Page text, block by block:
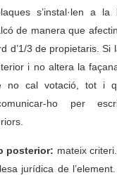
s’instal·len a
de manera que
d’1/3 de propietaris. Si
i no altera la
no cal votació, tot i
ho per
posterior: mateix
jurídica de